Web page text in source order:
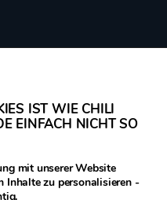
by the European
2020, Project Grant
IST WIE CHILI
EINFACH NICHT SO
mit unserer Website
Inhalte zu personalisieren -